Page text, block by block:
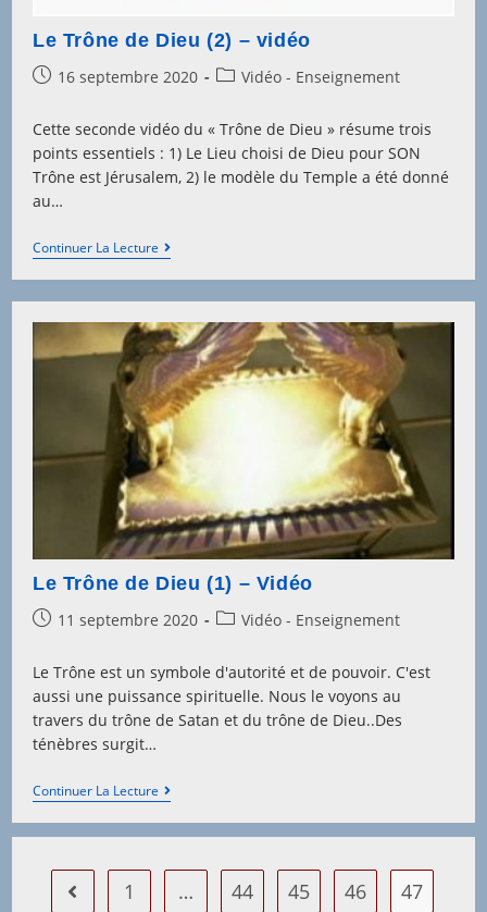
Le Trône de Dieu (2) – vidéo
Post16 septembre 2020
PostVidéo - Enseignement
Cette seconde vidéo du « Trône de Dieu » résume trois
points essentiels : 1) Le Lieu choisi de Dieu pour SON
Trône est Jérusalem, 2) le modèle du Temple a été donné
au…
Continuer La LectureLe
Trône
De
Dieu
(2)
–
Vidéo
Le Trône de Dieu (1) – Vidéo
Post11 septembre 2020
PostVidéo - Enseignement
Le Trône est un symbole d'autorité et de pouvoir. C'est
aussi une puissance spirituelle. Nous le voyons au
travers du trône de Satan et du trône de Dieu..Des
ténèbres surgit…
Continuer La LectureLe
Trône
De
Dieu
–
Vidéo
Go to the previous page
1 … 44 45 46
47